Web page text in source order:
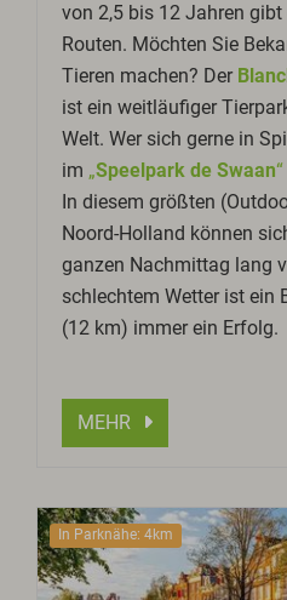
von 2,5 bis 12 Jahren
Routen. Möchten Sie
Tieren machen? Der
ist ein weitläufiger
Welt. Wer sich gerne in
im „Speelpark de Swaan“
In diesem größten
Noord-Holland können
ganzen Nachmittag lang
schlechtem Wetter ist ein
(12 km) immer ein Erfolg.
MEHR
In Parknähe: 4km